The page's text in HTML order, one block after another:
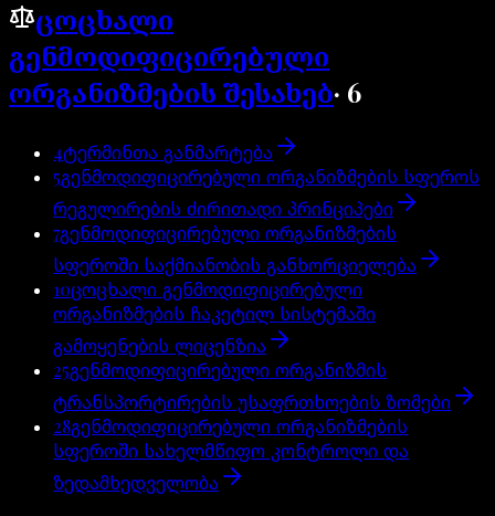
ცოცხალი
გენმოდიფიცირებული
ორგანიზმების შესახებ· 6
4ტერმინთა განმარტება
5გენმოდიფიცირებული ორგანიზმების სფეროს
რეგულირების ძირითადი პრინციპები
7გენმოდიფიცირებული ორგანიზმების
სფეროში საქმიანობის განხორციელება
10ცოცხალი გენმოდიფიცირებული
ორგანიზმების ჩაკეტილ სისტემაში
გამოყენების ლიცენზია
25გენმოდიფიცირებული ორგანიზმის
ტრანსპორტირების უსაფრთხოების ზომები
28გენმოდიფიცირებული ორგანიზმების
სფეროში სახელმწიფო კონტროლი და
ზედამხედველობა